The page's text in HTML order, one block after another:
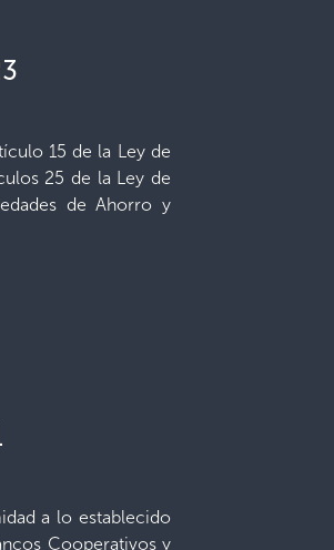
15 de la Ley de
25 de la Ley de
de Ahorro y
a lo establecido
Cooperativos y